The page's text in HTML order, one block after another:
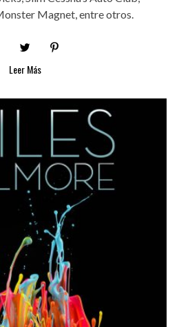
Magnet, entre otros.
Leer Más